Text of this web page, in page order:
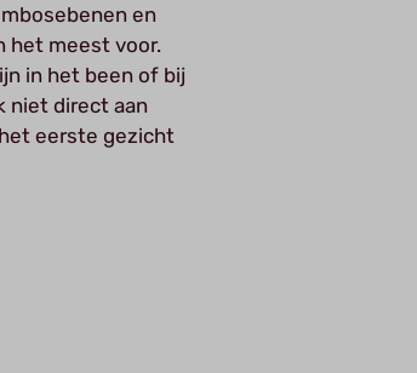
en
het meest voor.
in het been of bij
niet direct aan
eerste gezicht